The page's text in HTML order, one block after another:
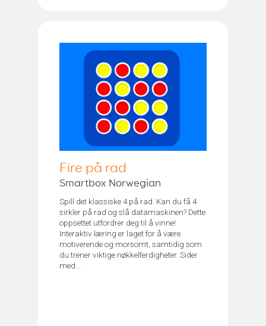
Fire på rad
Smartbox Norwegian
Spill det klassiske 4 på rad. Kan du få 4
sirkler på rad og slå datamaskinen? Dette
oppsettet utfordrer deg til å vinne!
Interaktiv læring er laget for å være
motiverende og morsomt, samtidig som
du trener viktige nøkkelferdigheter. Sider
med...